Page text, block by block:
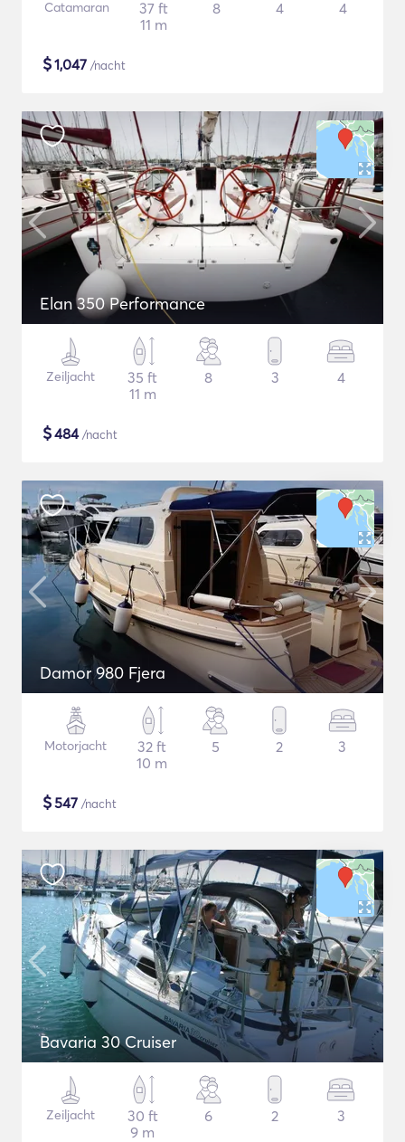
Catamaran
37 ft
11 m
8 4 4
$1,047 /nacht
Elan 350 Performance
Zeiljacht
35 ft
11 m
8 3 4
$484/nacht
Damor 980 Fjera
Motorjacht
32 ft
10 m
5 2 3
$547 /nacht
Bavaria 30 Cruiser
Zeiljacht
30 ft
9 m
6 2 3